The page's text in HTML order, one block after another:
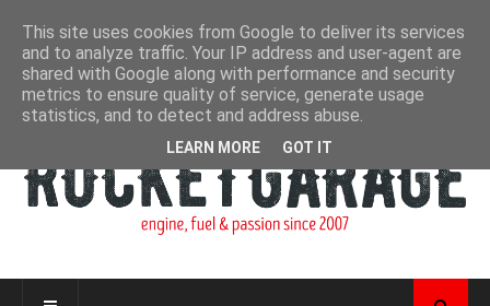
This site uses cookies from Google to deliver its services
and to analyze traffic. Your IP address and user-agent are
shared with Google along with performance and security
metrics to ensure quality of service, generate usage
statistics, and to detect and address abuse.
LEARN MORE GOT IT